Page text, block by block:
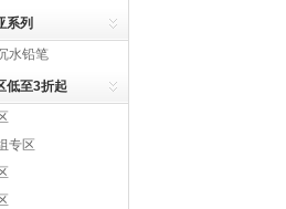
系列
水铅笔
低至3折起
专区